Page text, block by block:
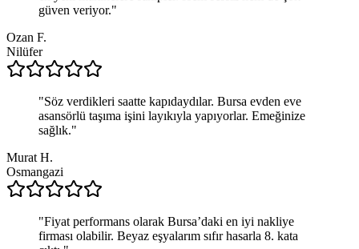
güven veriyor."
Ozan F.
Nilüfer
"Söz verdikleri saatte kapıdaydılar. Bursa evden eve
asansörlü taşıma işini layıkıyla yapıyorlar. Emeğinize
sağlık."
Murat H.
Osmangazi
"Fiyat performans olarak Bursa’daki en iyi nakliye
firması olabilir. Beyaz eşyalarım sıfır hasarla 8. kata